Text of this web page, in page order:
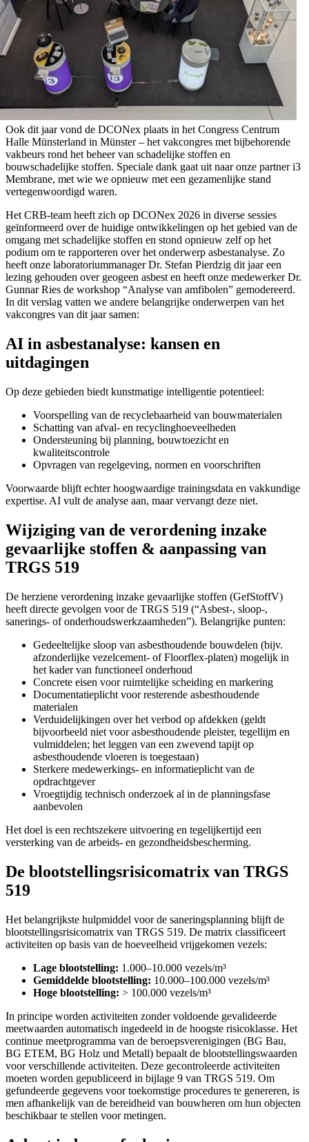
Ook dit jaar vond de DCONex plaats in het Congress Centrum
Halle Münsterland in Münster – het vakcongres met bijbehorende
vakbeurs rond het beheer van schadelijke stoffen en
bouwschadelijke stoffen. Speciale dank gaat uit naar onze partner i3
Membrane, met wie we opnieuw met een gezamenlijke stand
vertegenwoordigd waren.
Het CRB-team heeft zich op DCONex 2026 in diverse sessies
geïnformeerd over de huidige ontwikkelingen op het gebied van de
omgang met schadelijke stoffen en stond opnieuw zelf op het
podium om te rapporteren over het onderwerp asbestanalyse. Zo
heeft onze laboratoriummanager Dr. Stefan Pierdzig dit jaar een
lezing gehouden over geogeen asbest en heeft onze medewerker Dr.
Gunnar Ries de workshop “Analyse van amfibolen” gemodereerd.
In dit verslag vatten we andere belangrijke onderwerpen van het
vakcongres van dit jaar samen:
AI in asbestanalyse: kansen en
uitdagingen
Op deze gebieden biedt kunstmatige intelligentie potentieel:
Voorspelling van de recyclebaarheid van bouwmaterialen
Schatting van afval- en recyclinghoeveelheden
Ondersteuning bij planning, bouwtoezicht en
kwaliteitscontrole
Opvragen van regelgeving, normen en voorschriften
Voorwaarde blijft echter hoogwaardige trainingsdata en vakkundige
expertise. AI vult de analyse aan, maar vervangt deze niet.
Wijziging van de verordening inzake
gevaarlijke stoffen & aanpassing van
TRGS 519
De herziene verordening inzake gevaarlijke stoffen (GefStoffV)
heeft directe gevolgen voor de TRGS 519 (“Asbest-, sloop-,
sanerings- of onderhoudswerkzaamheden”). Belangrijke punten:
Gedeeltelijke sloop van asbesthoudende bouwdelen (bijv.
afzonderlijke vezelcement- of Floorflex-platen) mogelijk in
het kader van functioneel onderhoud
Concrete eisen voor ruimtelijke scheiding en markering
Documentatieplicht voor resterende asbesthoudende
materialen
Verduidelijkingen over het verbod op afdekken (geldt
bijvoorbeeld niet voor asbesthoudende pleister, tegellijm en
vulmiddelen; het leggen van een zwevend tapijt op
asbesthoudende vloeren is toegestaan)
Sterkere medewerkings- en informatieplicht van de
opdrachtgever
Vroegtijdig technisch onderzoek al in de planningsfase
aanbevolen
Het doel is een rechtszekere uitvoering en tegelijkertijd een
versterking van de arbeids- en gezondheidsbescherming.
De blootstellingsrisicomatrix van TRGS
519
Het belangrijkste hulpmiddel voor de saneringsplanning blijft de
blootstellingsrisicomatrix van TRGS 519. De matrix classificeert
activiteiten op basis van de hoeveelheid vrijgekomen vezels:
Lage blootstelling: 1.000–10.000 vezels/m³
Gemiddelde blootstelling: 10.000–100.000 vezels/m³
Hoge blootstelling: > 100.000 vezels/m³
In principe worden activiteiten zonder voldoende gevalideerde
meetwaarden automatisch ingedeeld in de hoogste risicoklasse. Het
continue meetprogramma van de beroepsverenigingen (BG Bau,
BG ETEM, BG Holz und Metall) bepaalt de blootstellingswaarden
voor verschillende activiteiten. Deze gecontroleerde activiteiten
moeten worden gepubliceerd in bijlage 9 van TRGS 519. Om
gefundeerde gegevens voor toekomstige procedures te genereren, is
men afhankelijk van de bereidheid van bouwheren om hun objecten
beschikbaar te stellen voor metingen.